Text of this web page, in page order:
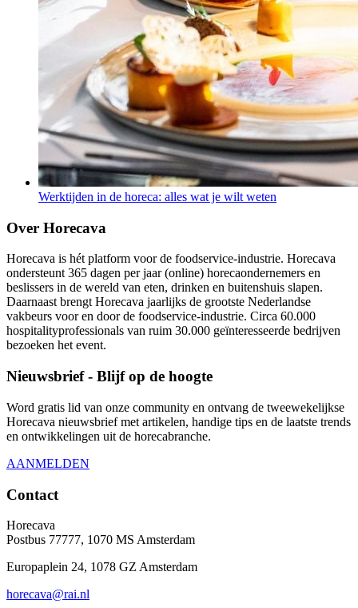
Werktijden in de horeca: alles wat je wilt weten
Over Horecava
Horecava is hét platform voor de foodservice-industrie. Horecava
ondersteunt 365 dagen per jaar (online) horecaondernemers en
beslissers in de wereld van eten, drinken en buitenshuis slapen.
Daarnaast brengt Horecava jaarlijks de grootste Nederlandse
vakbeurs voor en door de foodservice-industrie. Circa 60.000
hospitalityprofessionals van ruim 30.000 geïnteresseerde bedrijven
bezoeken het event.
Nieuwsbrief - Blijf op de hoogte
Word gratis lid van onze community en ontvang de tweewekelijkse
Horecava nieuwsbrief met artikelen, handige tips en de laatste trends
en ontwikkelingen uit de horecabranche.
AANMELDEN
Contact
Horecava
Postbus 77777, 1070 MS Amsterdam
Europaplein 24, 1078 GZ Amsterdam
horecava@rai.nl